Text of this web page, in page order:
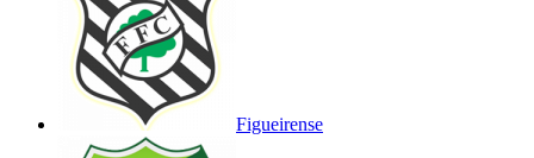
Figueirense